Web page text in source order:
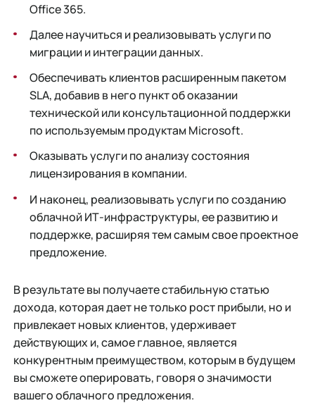
Office 365.
Далее научиться и реализовывать услуги по
миграции и интеграции данных.
Обеспечивать клиентов расширенным пакетом
SLA, добавив в него пункт об оказании
технической или консультационной поддержки
по используемым продуктам Microsoft.
Оказывать услуги по анализу состояния
лицензирования в компании.
И наконец, реализовывать услуги по созданию
облачной ИТ-инфраструктуры, ее развитию и
поддержке, расширяя тем самым свое проектное
предложение.
В результате вы получаете стабильную статью
дохода, которая дает не только рост прибыли, но и
привлекает новых клиентов, удерживает
действующих и, самое главное, является
конкурентным преимуществом, которым в будущем
вы сможете оперировать, говоря о значимости
вашего облачного предложения.